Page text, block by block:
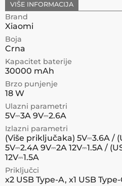
VIŠE INFORMACIJA
Brand
Xiaomi
Boja
Crna
Kapacitet baterije
30000 mAh
Brzo punjenje
18 W
Ulazni parametri
5V⎓3A 9V⎓2.6A
Izlazni parametri
(Više priključaka) 5V⎓3.6A /
5V⎓2.4A 9V⎓2A 12V⎓1.5A /
12V⎓1.5A
Priključci
x2 USB Type-A, x1 USB Type-